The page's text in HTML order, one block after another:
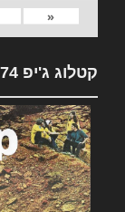
«
קטלוג ג'יפ 1974